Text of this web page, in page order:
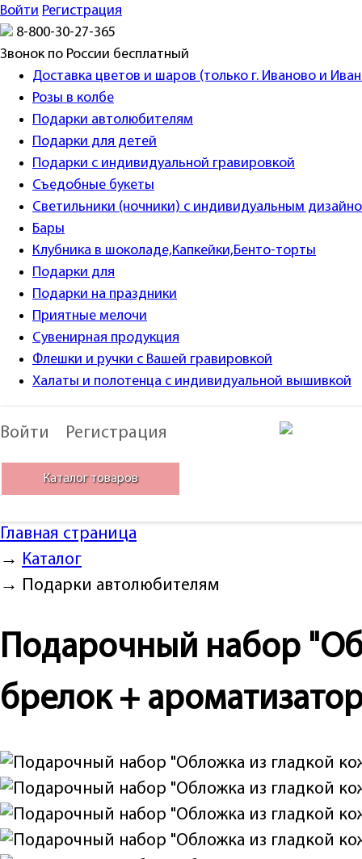
Войти Регистрация
8-800-30-27-365
Звонок по России бесплатный
Доставка цветов и шаров (только г. Иваново и
Розы в колбе
Подарки автолюбителям
Подарки для детей
Подарки с индивидуальной гравировкой
Съедобные букеты
Светильники (ночники) с индивидуальным
Бары
Клубника в шоколаде,Капкейки,Бенто-торты
Подарки для
Подарки на праздники
Приятные мелочи
Сувенирная продукция
Флешки и ручки с Вашей гравировкой
Халаты и полотенца с индивидуальной вышивкой
Войти Регистрация
Каталог товаров
Главная страница
→
Каталог
→
Подарки автолюбителям
Подарочный набор
брелок +